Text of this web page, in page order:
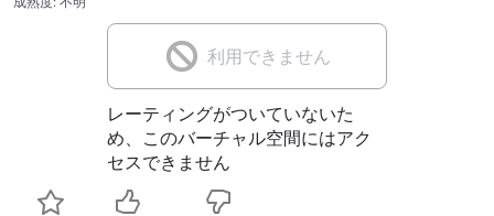
利用できません
レーティングがついていないた
め、このバーチャル空間にはアク
セスできません